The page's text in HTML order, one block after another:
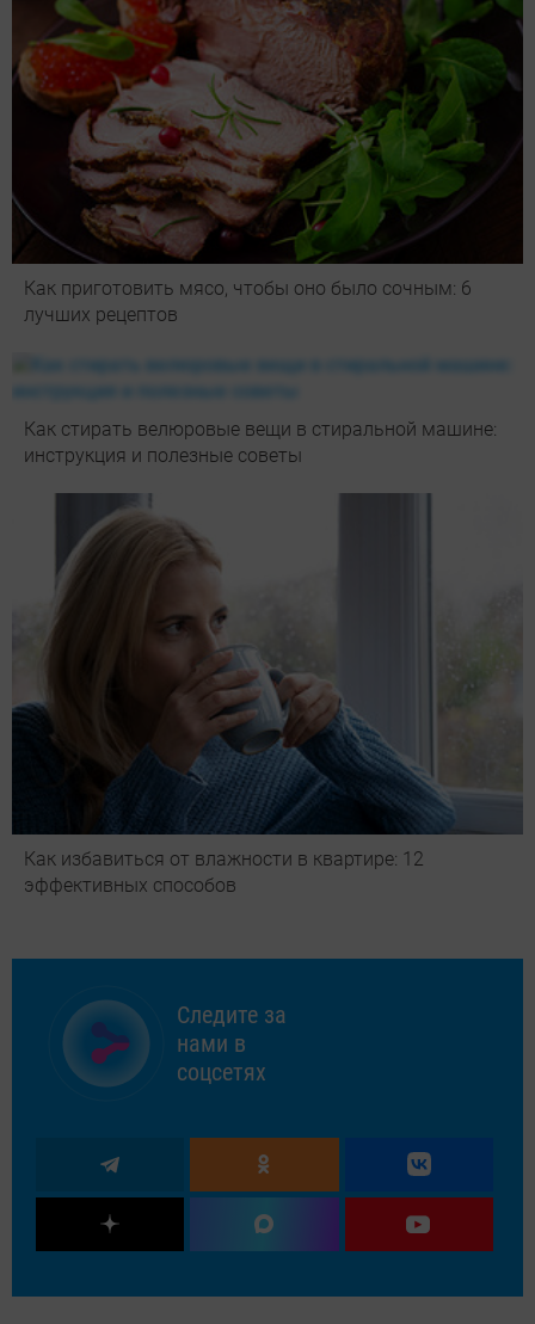
Как приготовить мясо, чтобы оно было сочным: 6
лучших рецептов
Как стирать велюровые вещи в стиральной машине:
инструкция и полезные советы
Как избавиться от влажности в квартире: 12
эффективных способов
Следите за
нами в
соцсетях